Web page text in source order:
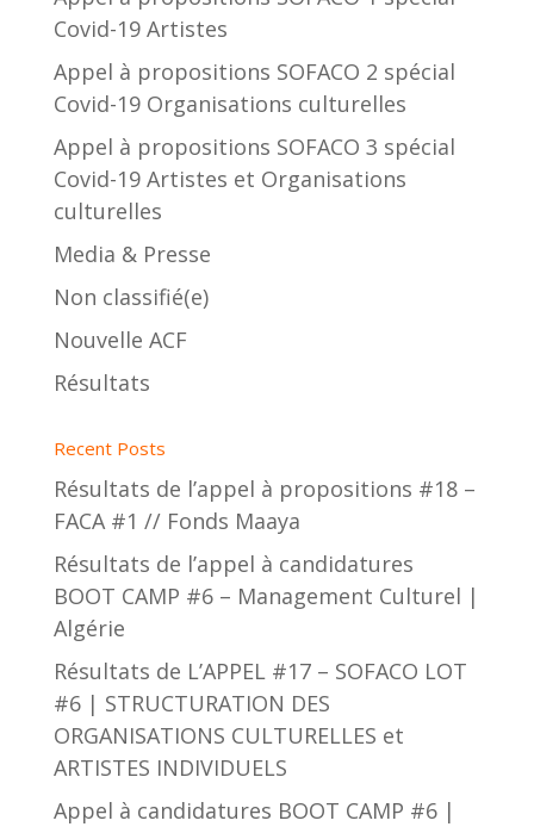
Covid-19 Artistes
Appel à propositions SOFACO 2 spécial
Covid-19 Organisations culturelles
Appel à propositions SOFACO 3 spécial
Covid-19 Artistes et Organisations
culturelles
Media & Presse
Non classifié(e)
Nouvelle ACF
Résultats
Recent Posts
Résultats de l’appel à propositions #18 –
FACA #1 // Fonds Maaya
Résultats de l’appel à candidatures
BOOT CAMP #6 – Management Culturel |
Algérie
Résultats de L’APPEL #17 – SOFACO LOT
#6 | STRUCTURATION DES
ORGANISATIONS CULTURELLES et
ARTISTES INDIVIDUELS
Appel à candidatures BOOT CAMP #6 |